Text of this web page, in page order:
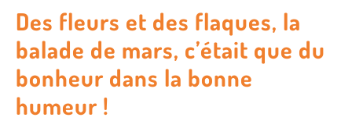
Des fleurs et des flaques, la
balade de mars, c’était que du
bonheur dans la bonne
humeur !